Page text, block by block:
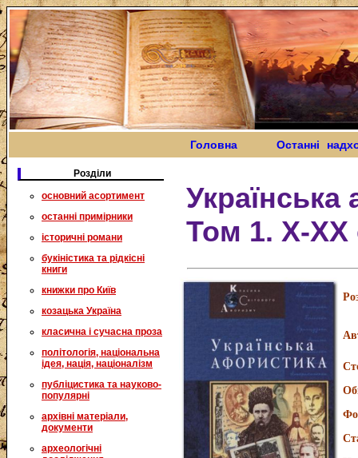
Головна Останні
Розділи
основний асортимент
останні примірники
історичні романи
букіністика та рідкісні
книги
книжки про Київ
козацька Україна
класична і сучасна проза
політологія, національна
ідея, нація, націоналізм
публіцистика та науково-
популярні
архівні матеріали,
документи
археологічні
Том 1. Х-ХХ